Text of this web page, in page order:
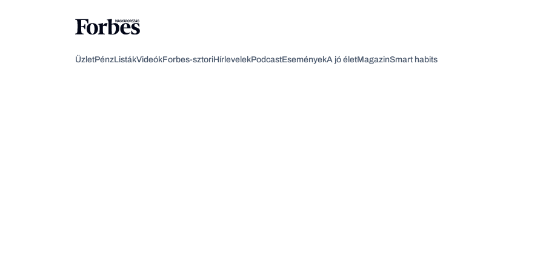
ÜzletPénzListákVideókForbes-sztoriHírlevelekPodcastEseményekA jó életMagazinSmart habits